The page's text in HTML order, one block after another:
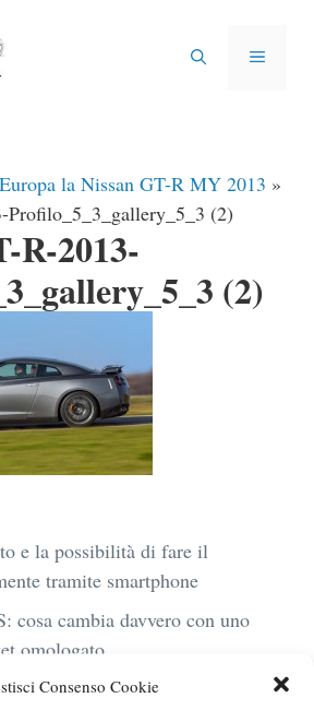
Consenso Cookie
MENU
la Nissan GT-R MY 2013 »
Profilo_5_3_gallery_5_3 (2)
R-2013-
(2)
e la possibilità di fare il
tramite smartphone
cosa cambia davvero con uno
omologato
Business elettrica: mobilità